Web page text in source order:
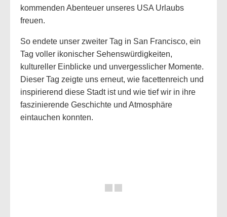
kommenden Abenteuer unseres USA Urlaubs
freuen.
So endete unser zweiter Tag in San Francisco, ein
Tag voller ikonischer Sehenswürdigkeiten,
kultureller Einblicke und unvergesslicher Momente.
Dieser Tag zeigte uns erneut, wie facettenreich und
inspirierend diese Stadt ist und wie tief wir in ihre
faszinierende Geschichte und Atmosphäre
eintauchen konnten.